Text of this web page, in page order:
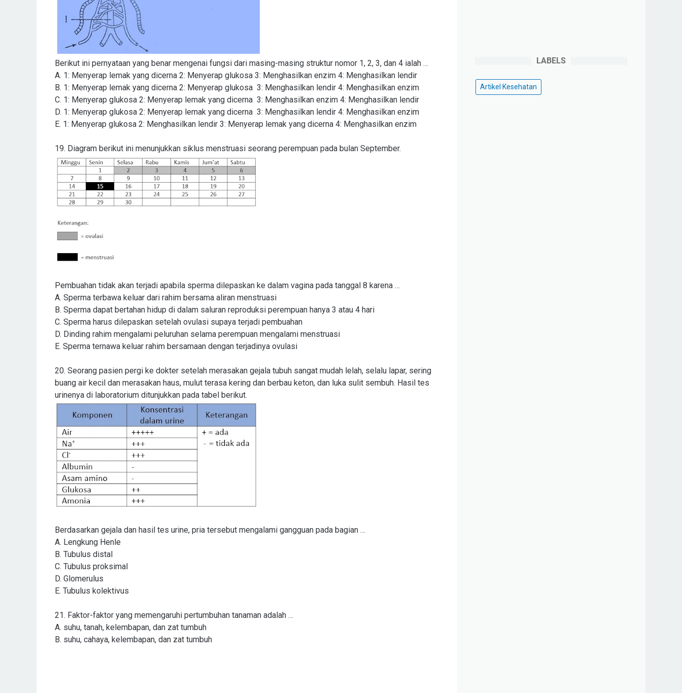
Berikut ini pernyataan yang benar mengenai fungsi dari masing-masing struktur nomor 1, 2, 3, dan 4 ialah …
A. 1: Menyerap lemak yang dicerna 2: Menyerap glukosa 3: Menghasilkan enzim 4: Menghasilkan lendir
B. 1: Menyerap lemak yang dicerna 2: Menyerap glukosa 3: Menghasilkan lendir 4: Menghasilkan enzim
C. 1: Menyerap glukosa 2: Menyerap lemak yang dicerna 3: Menghasilkan enzim 4: Menghasilkan lendir
D. 1: Menyerap glukosa 2: Menyerap lemak yang dicerna 3: Menghasilkan lendir 4: Menghasilkan enzim
E. 1: Menyerap glukosa 2: Menghasilkan lendir 3: Menyerap lemak yang dicerna 4: Menghasilkan enzim
19. Diagram berikut ini menunjukkan siklus menstruasi seorang perempuan pada bulan September.
Pembuahan tidak akan terjadi apabila sperma dilepaskan ke dalam vagina pada tanggal 8 karena …
A. Sperma terbawa keluar dari rahim bersama aliran menstruasi
B. Sperma dapat bertahan hidup di dalam saluran reproduksi perempuan hanya 3 atau 4 hari
C. Sperma harus dilepaskan setelah ovulasi supaya terjadi pembuahan
D. Dinding rahim mengalami peluruhan selama perempuan mengalami menstruasi
E. Sperma ternawa keluar rahim bersamaan dengan terjadinya ovulasi
20. Seorang pasien pergi ke dokter setelah merasakan gejala tubuh sangat mudah lelah, selalu lapar, sering
buang air kecil dan merasakan haus, mulut terasa kering dan berbau keton, dan luka sulit sembuh. Hasil tes
urinenya di laboratorium ditunjukkan pada tabel berikut.
Berdasarkan gejala dan hasil tes urine, pria tersebut mengalami gangguan pada bagian …
A. Lengkung Henle
B. Tubulus distal
C. Tubulus proksimal
D. Glomerulus
E. Tubulus kolektivus
21. Faktor-faktor yang memengaruhi pertumbuhan tanaman adalah …
A. suhu, tanah, kelembapan, dan zat tumbuh
B. suhu, cahaya, kelembapan, dan zat tumbuh
LABELS
Artikel Kesehatan